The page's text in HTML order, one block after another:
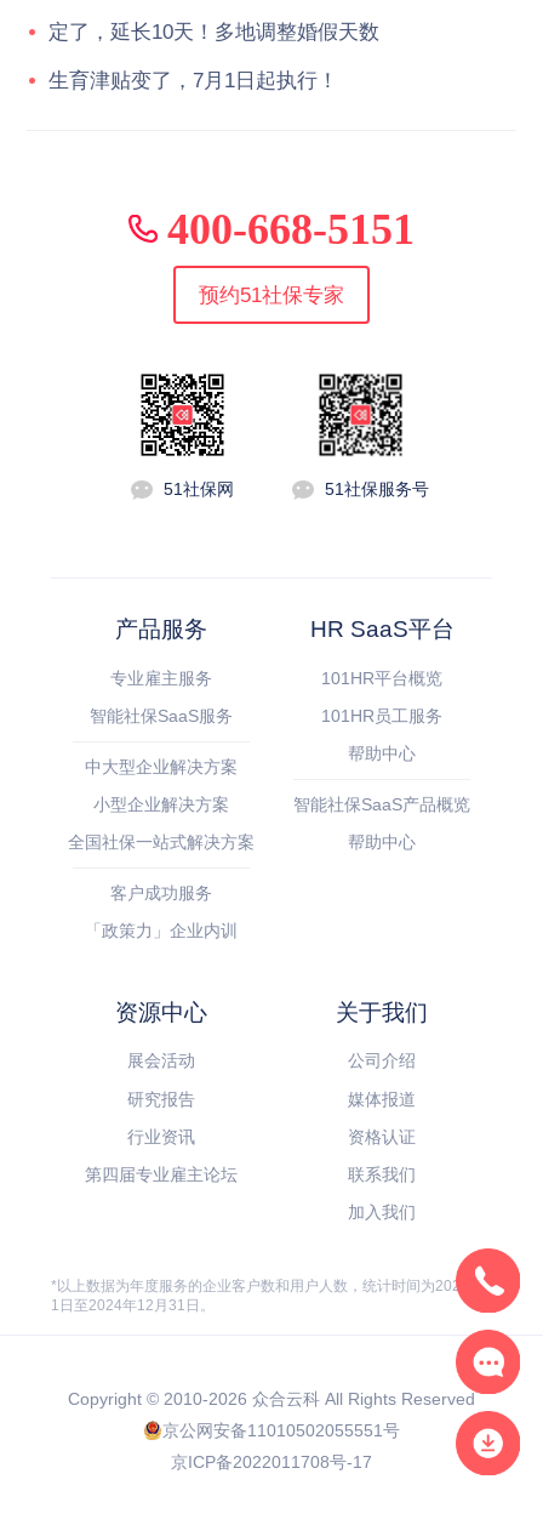
定了，延长10天！多地调整婚假天数
生育津贴变了，7月1日起执行！
400-668-5151
预约51社保专家
51社保网 51社保服务号
产品服务
专业雇主服务
智能社保SaaS服务
中大型企业解决方案
小型企业解决方案
全国社保一站式解决方案
客户成功服务
「政策力」企业内训
HR SaaS平台
101HR平台概览
101HR员工服务
帮助中心
智能社保SaaS产品概览
帮助中心
资源中心
展会活动
研究报告
行业资讯
第四届专业雇主论坛
关于我们
公司介绍
媒体报道
资格认证
联系我们
加入我们
*以上数据为年度服务的企业客户数和用户人数，统计时间为2024年1月
1日至2024年12月31日。
Copyright © 2010-2026 众合云科 All Rights Reserved
京公网安备11010502055551号
京ICP备2022011708号-17